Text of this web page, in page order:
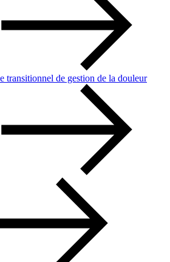
transitionnel de gestion de la douleur